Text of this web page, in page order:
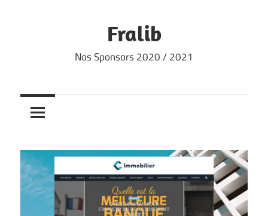
Fralib
Nos Sponsors 2020 / 2021